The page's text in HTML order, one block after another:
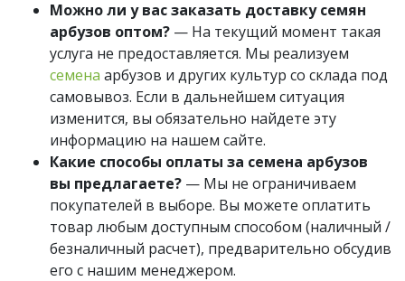
Можно ли у вас заказать доставку семян
арбузов оптом? — На текущий момент такая
услуга не предоставляется. Мы реализуем
семена арбузов и других культур со склада под
самовывоз. Если в дальнейшем ситуация
изменится, вы обязательно найдете эту
информацию на нашем сайте.
Какие способы оплаты за семена арбузов
вы предлагаете? — Мы не ограничиваем
покупателей в выборе. Вы можете оплатить
товар любым доступным способом (наличный /
безналичный расчет), предварительно обсудив
его с нашим менеджером.